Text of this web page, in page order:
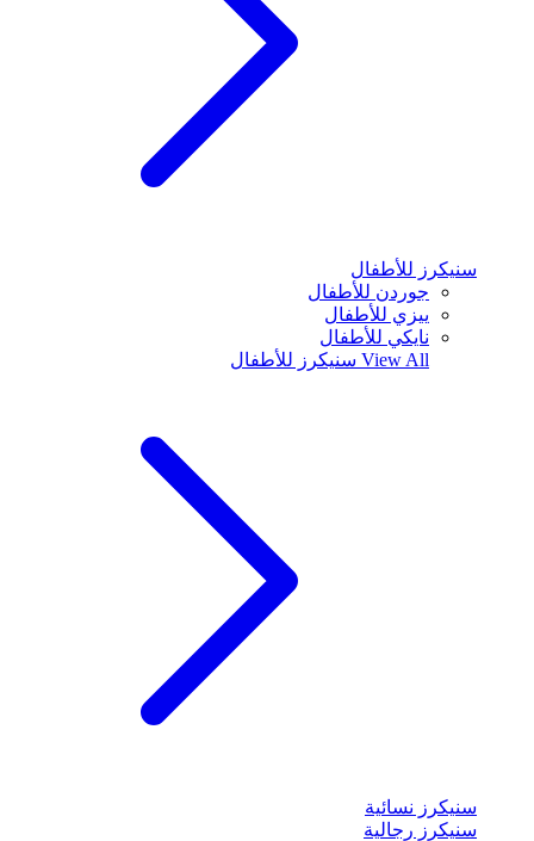
سنيكرز للأطفال
جوردن للأطفال
ييزي للأطفال
نايكي للأطفال
View All سنيكرز للأطفال
سنيكرز نسائية
سنيكرز رجالية